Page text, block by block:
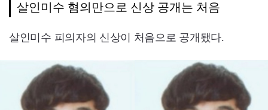
살인미수 혐의만으로 신상 공개는 처음
살인미수 피의자의 신상이 처음으로 공개됐다.